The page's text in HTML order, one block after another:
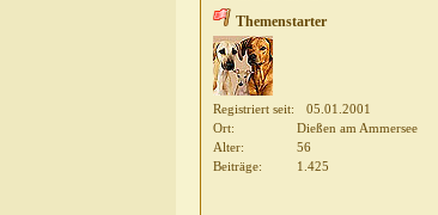
Sabine Wieloch
Mathias Nittel
Ridgeback-
Nadja
Themenstarter
Registriert seit
05.01.2001
Ort
Dießen am Ammersee
Alter
56
Beiträge
1.425